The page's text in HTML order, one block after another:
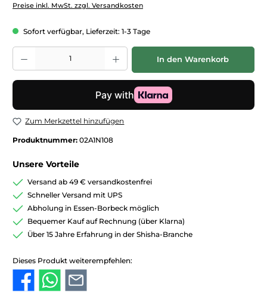
Preise inkl. MwSt. zzgl. Versandkosten
Sofort verfügbar, Lieferzeit: 1-3 Tage
Produkt Anzahl: Gib den gewünschten Wert ein oder benutze die
In den Warenkorb
Zum Merkzettel hinzufügen
Produktnummer: 02A1N108
Unsere Vorteile
Versand ab 49 € versandkostenfrei
Schneller Versand mit UPS
Abholung in Essen-Borbeck möglich
Bequemer Kauf auf Rechnung (über Klarna)
Über 15 Jahre Erfahrung in der Shisha-Branche
Dieses Produkt weiterempfehlen: